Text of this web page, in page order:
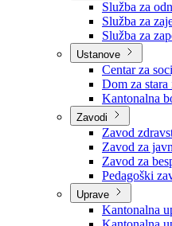
Službe
Služba za
Služba za
Služba za
Ustanove
Centar za
Dom za stara
Kantonalna
Zavodi
Zavod
Zavod za
Zavod za
Pedagoški